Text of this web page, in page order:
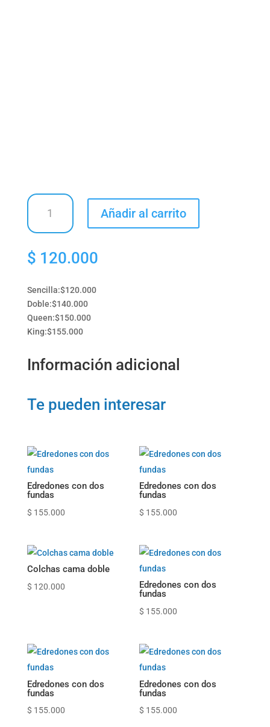
Colchas
doble
Añadir al carrito
$ 120.000
Sencilla:$120.000
Doble:$140.000
Queen:$150.000
King:$155.000
Información adicional
Te pueden interesar
Edredones con dos
fundas
$ 155.000
Edredones con dos
fundas
$ 155.000
Colchas cama doble
$ 120.000
Edredones con dos
fundas
$ 155.000
Edredones con dos
fundas
$ 155.000
Edredones con dos
fundas
$ 155.000